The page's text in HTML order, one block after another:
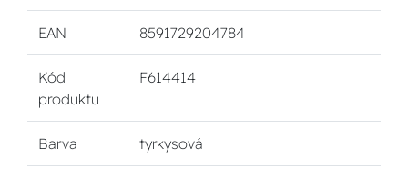
EAN 8591729204784
Kód
produktu
F614414
Barva tyrkysová